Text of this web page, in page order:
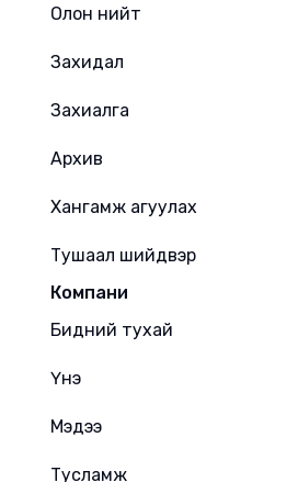
Олон нийт
Захидал
Захиалга
Архив
Хангамж агуулах
Тушаал шийдвэр
Компани
Бидний тухай
Үнэ
Мэдээ
Тусламж